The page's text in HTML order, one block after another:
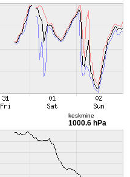
keskmine
1000.6 hPa